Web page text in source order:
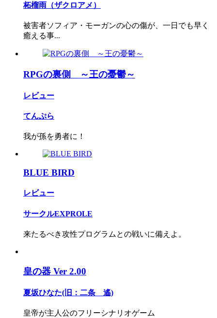
柘榴雨（ザクロアメ）
被害者ソフィア・モーガンの心の傷が、一日でも早く
癒える事...
RPGの裏側 ～王の憂鬱～
レビュー
てんぷら
我が孫を勇者に！
BLUE BIRD
レビュー
サークルEXPROLE
来たるべき攻性プログラムとの戦いに備えよ。
皇の器 Ver 2.00
夏坂ひなた(旧：二条 遙)
皇帝が主人公のフリーシナリオゲーム